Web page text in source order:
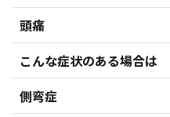
頭痛
こんな症状のある場合は
側弯症